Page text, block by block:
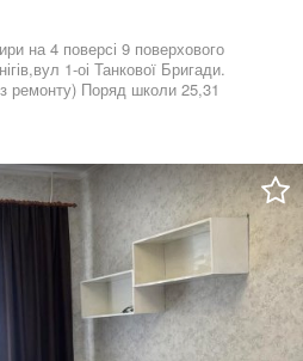
на 4 поверсі 9 поверхового
1-оі Танкової Бригади.
ремонту) Поряд школи 25,31
квартиранти. Можливий